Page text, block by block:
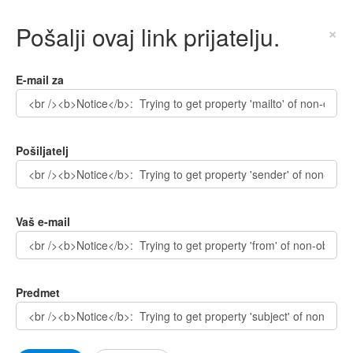
Pošalji ovaj link prijatelju. ×
E-mail za
Pošiljatelj
Vaš e-mail
Predmet